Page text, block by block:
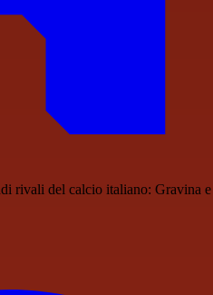
rivali del calcio italiano: Gravina e